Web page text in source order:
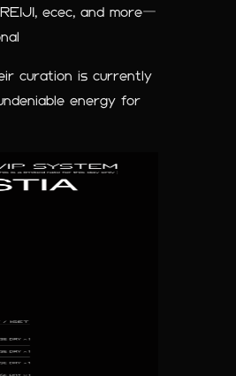
ecec, and more—
curation is currently
energy for